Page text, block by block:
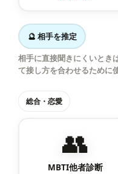
🔮 相手を推定
相手に直接聞きにくいとき
て接し方を合わせるために
総合・恋愛
👥
MBTI他者診断